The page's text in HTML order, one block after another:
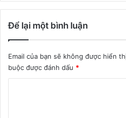
Để lại một bình luận
Email của bạn sẽ không được hiển
buộc được đánh dấu *